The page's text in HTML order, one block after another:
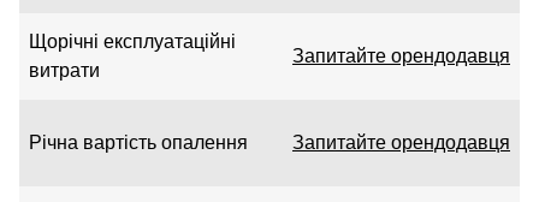
Щорічні експлуатаційні
витрати
Запитайте орендодавця
Річна вартість опалення Запитайте орендодавця